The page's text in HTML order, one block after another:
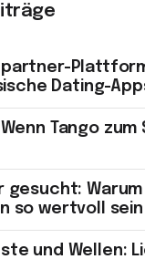
Dating-
Tango zum
gesucht:
so wertvoll
und Wellen: